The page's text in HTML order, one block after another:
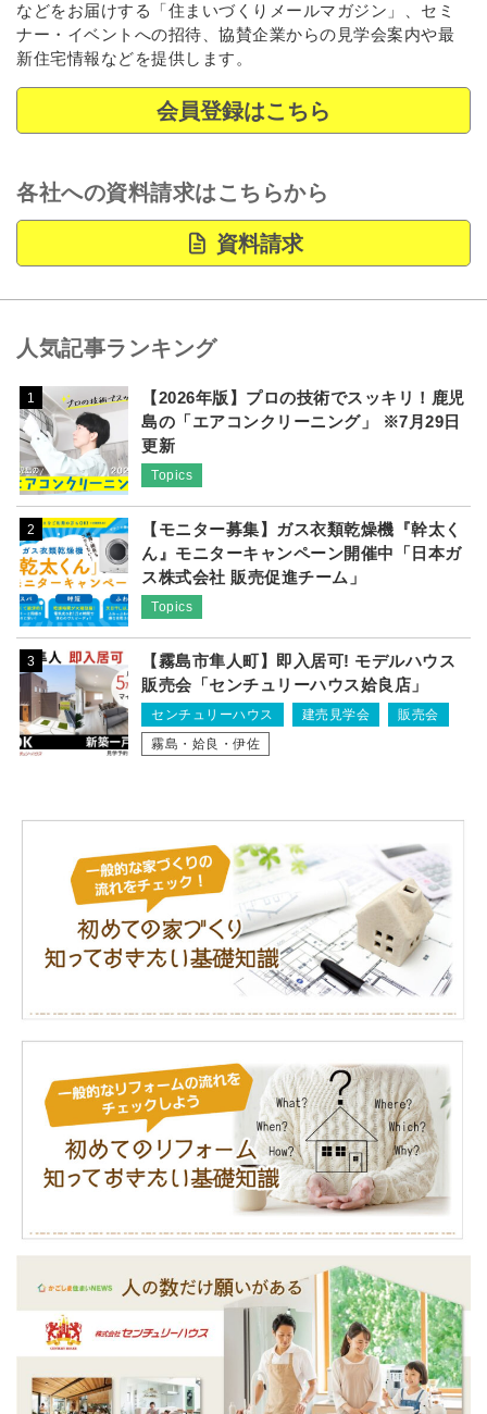
などをお届けする「住まいづくりメールマガジン」、セミ
ナー・イベントへの招待、協賛企業からの見学会案内や最
新住宅情報などを提供します。
会員登録はこちら
各社への資料請求はこちらから
資料請求
人気記事ランキング
1
【2026年版】プロの技術でスッキリ！鹿児
島の「エアコンクリーニング」 ※7月29日
更新
Topics
2
【モニター募集】ガス衣類乾燥機『幹太く
ん』モニターキャンペーン開催中「日本ガ
ス株式会社 販売促進チーム」
Topics
3
【霧島市隼人町】即入居可! モデルハウス
販売会「センチュリーハウス姶良店」
センチュリーハウス 建売見学会
販売会
霧島・姶良・伊佐